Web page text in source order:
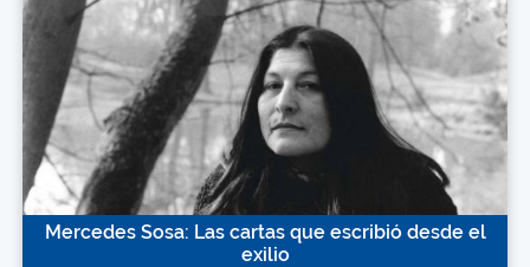
Mercedes Sosa: Las cartas que escribió desde el
exilio